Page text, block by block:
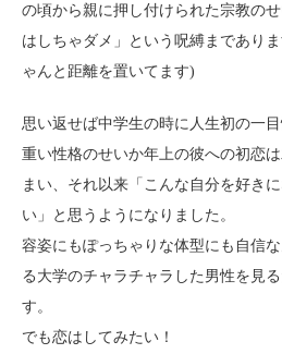
の頃から親に押し付けられた宗教の
はしちゃダメ」という呪縛まであり
ゃんと距離を置いてます)
思い返せば中学生の時に人生初の一
重い性格のせいか年上の彼への初恋
まい、それ以来「こんな自分を好き
い」と思うようになりました。
容姿にもぽっちゃりな体型にも自信
る大学のチャラチャラした男性を見
す。
でも恋はしてみたい！